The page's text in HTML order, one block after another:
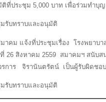
ที่ประชุม 5,000 บาท เพื่อร่วมทำบุญ
รับทราบและอนุมัติ
าคม แจ้งที่ประชุมเรื่อง โรงพยาบ
26 สิงหาคม 2559 สมาคมฯ สนับ
รการ จิรานันตรัตน์ เป็นผู้รับผิดชอ
รับทราบและอนุมัติ